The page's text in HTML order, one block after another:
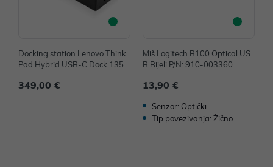
Docking station Lenovo Think
Pad Hybrid USB-C Dock 135
349,00 €
Miš Logitech B100 Optical US
B Bijeli P/N: 910-003360
13,90 €
Senzor: Optički
Tip povezivanja: Žično